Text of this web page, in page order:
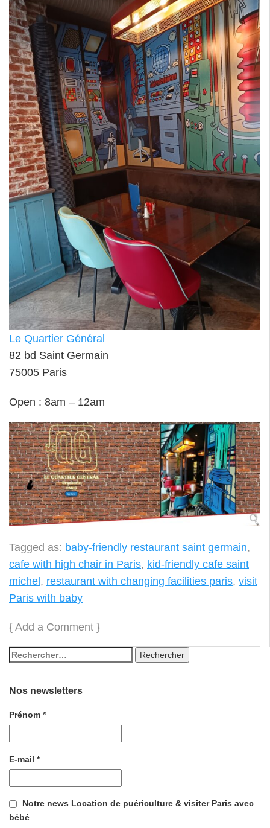
Le Quartier Général
82 bd Saint Germain
75005 Paris
Open : 8am – 12am
Tagged as: baby-friendly restaurant saint germain,
cafe with high chair in Paris, kid-friendly cafe saint
michel, restaurant with changing facilities paris, visit
Paris with baby
{ Add a Comment }
Nos newsletters
Prénom *
E-mail *
Notre news Location de puériculture & visiter Paris avec
bébé